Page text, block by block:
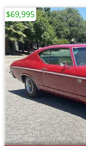
$69,995